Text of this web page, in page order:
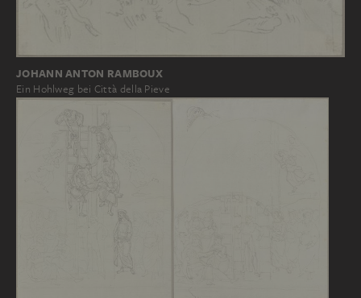
JOHANN ANTON RAMBOUX
Ein Hohlweg bei Città della Pieve